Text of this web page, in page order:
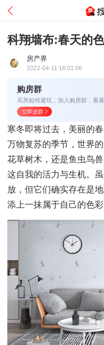
科翔墙布:春天的
房产界
2022-04-11 16:01:06
购房群
买房如何避坑，加入购房群，看
立即进群
寒冬即将过去，美丽的
万物复苏的季节，世界
花草树木，还是鱼虫鸟
这自我的活力与生机。
放，但它们确实存在是
添上一抹属于自己的色彩